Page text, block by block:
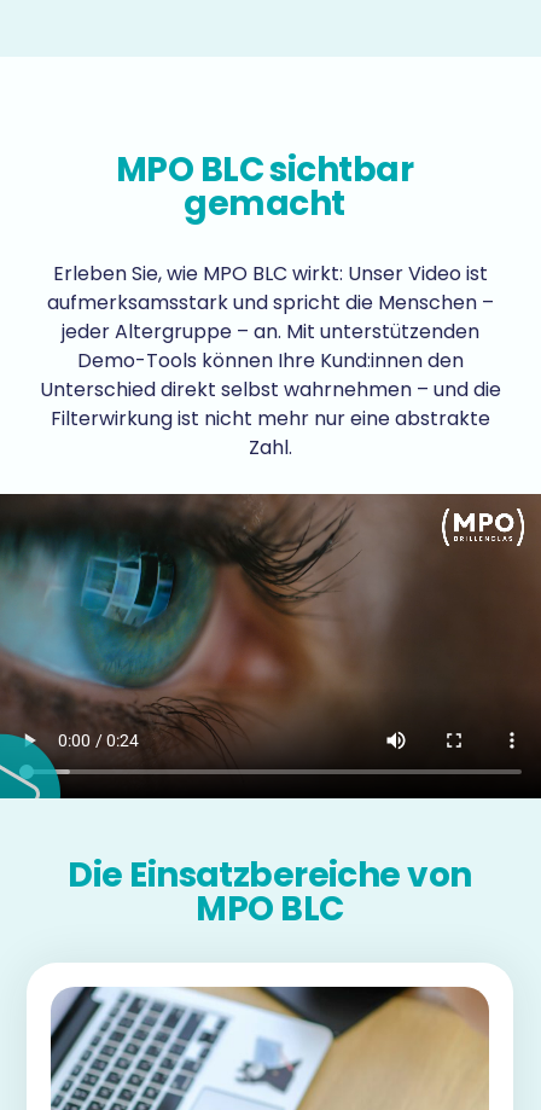
MPO BLC sichtbar
gemacht
Erleben Sie, wie MPO BLC wirkt: Unser Video ist
aufmerksamsstark und spricht die Menschen –
jeder Altergruppe – an. Mit unterstützenden
Demo-Tools können Ihre Kund:innen den
Unterschied direkt selbst wahrnehmen – und die
Filterwirkung ist nicht mehr nur eine abstrakte
Zahl.
Die Einsatzbereiche von
MPO BLC